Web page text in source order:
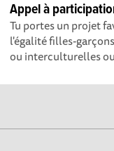
Appel à
Tu portes un projet
l'égalité filles-
ou interculturelles